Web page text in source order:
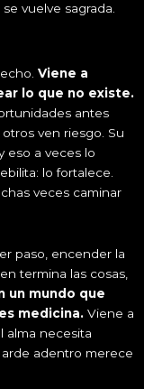
vuelve sagrada.
Viene a
lo que no existe.
antes
ven riesgo. Su
eso a veces lo
lo fortalece.
veces caminar
paso, encender la
termina las cosas,
un mundo que
medicina. Viene a
alma necesita
adentro merece